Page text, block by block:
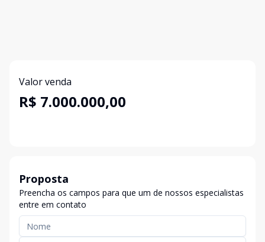
Valor venda
R$ 7.000.000,00
Proposta
Preencha os campos para que um de nossos especialistas
entre em contato